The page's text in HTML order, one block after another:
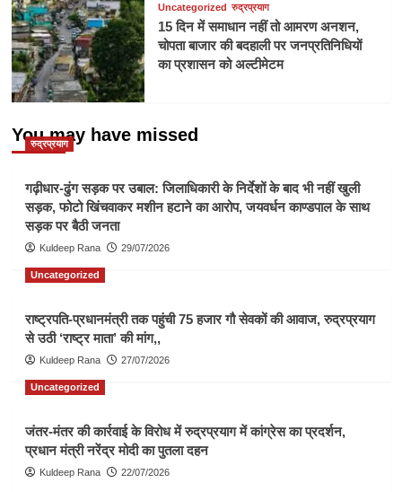
Uncategorized रुद्रप्रयाग
15 दिन में समाधान नहीं तो आमरण अनशन,
चोपता बाजार की बदहाली पर जनप्रतिनिधियों
का प्रशासन को अल्टीमेटम
You may have missed
रुद्रप्रयाग
गढ़ीधार-ढुंग सड़क पर उबाल: जिलाधिकारी के निर्देशों के बाद भी नहीं खुली
सड़क, फोटो खिंचवाकर मशीन हटाने का आरोप, जयवर्धन काण्डपाल के साथ
सड़क पर बैठी जनता
Kuldeep Rana 29/07/2026
Uncategorized
राष्ट्रपति-प्रधानमंत्री तक पहुंची 75 हजार गौ सेवकों की आवाज, रुद्रप्रयाग
से उठी ‘राष्ट्र माता’ की मांग,,
Kuldeep Rana 27/07/2026
Uncategorized
जंतर-मंतर की कार्रवाई के विरोध में रुद्रप्रयाग में कांग्रेस का प्रदर्शन,
प्रधान मंत्री नरेंद्र मोदी का पुतला दहन
Kuldeep Rana 22/07/2026